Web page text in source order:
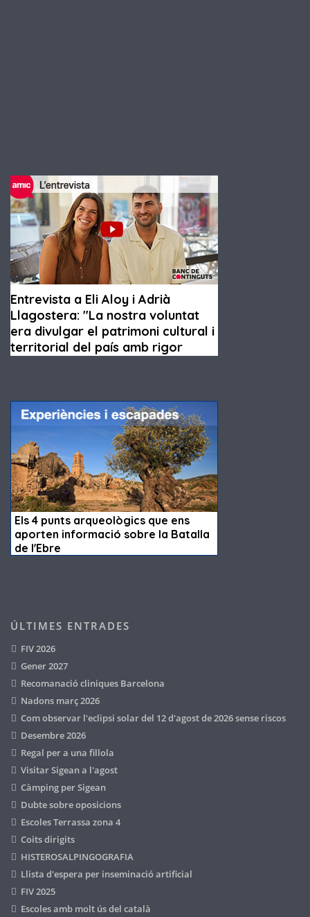
ÚLTIMES ENTRADES
FIV 2026
Gener 2027
Recomanació cliniques Barcelona
Nadons març 2026
Com observar l'eclipsi solar del 12 d'agost de 2026 sense riscos
Desembre 2026
Regal per a una fillola
Visitar Sigean a l'agost
Càmping per Sigean
Dubte sobre oposicions
Escoles Terrassa zona 4
Coits dirigits
HISTEROSALPINGOGRAFIA
Llista d'espera per inseminació artificial
FIV 2025
Escoles amb molt ús del català